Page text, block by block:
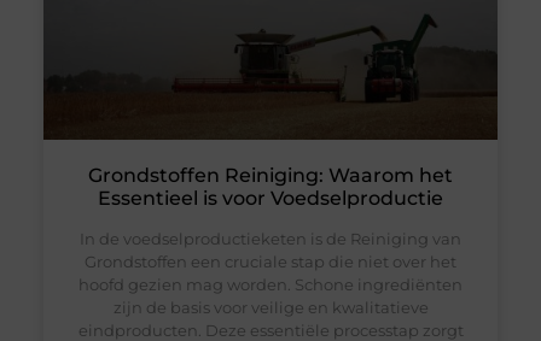
Grondstoffen Reiniging: Waarom het
Essentieel is voor Voedselproductie
In de voedselproductieketen is de Reiniging van
Grondstoffen een cruciale stap die niet over het
hoofd gezien mag worden. Schone ingrediënten
zijn de basis voor veilige en kwalitatieve
eindproducten. Deze essentiële processtap zorgt